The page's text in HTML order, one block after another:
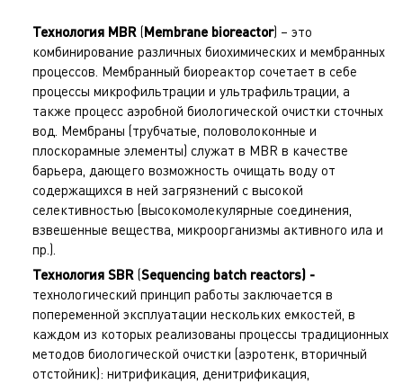
Технология MBR (Membrane bioreactor) – это
комбинирование различных биохимических и мембранных
процессов. Мембранный биореактор сочетает в себе
процессы микрофильтрации и ультрафильтрации, а
также процесс аэробной биологической очистки сточных
вод. Мембраны (трубчатые, половолоконные и
плоскорамные элементы) служат в MBR в качестве
барьера, дающего возможность очищать воду от
содержащихся в ней загрязнений с высокой
селективностью (высокомолекулярные соединения,
взвешенные вещества, микроорганизмы активного ила и
пр.).
Технология SBR (Sequencing batch reactors) -
технологический принцип работы заключается в
попеременной эксплуатации нескольких емкостей, в
каждом из которых реализованы процессы традиционных
методов биологической очистки (аэротенк, вторичный
отстойник): нитрификация, денитрификация,